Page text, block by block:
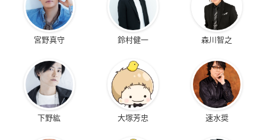
宮野真守 鈴村健一 森川智之
下野紘 大塚芳忠 速水奨